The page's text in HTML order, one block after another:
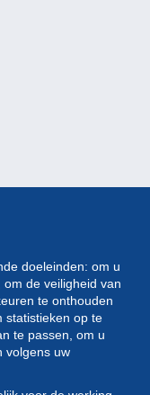
doeleinden: om u
de veiligheid van
te onthouden
statistieken op te
te passen, om u
volgens uw